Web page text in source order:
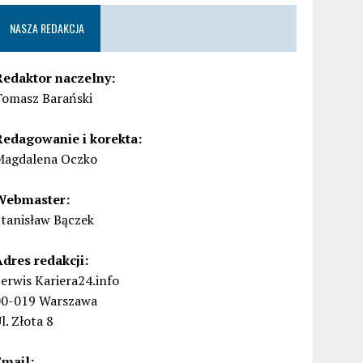
NASZA REDAKCJA
naczelny:
Barański
i korekta:
Oczko
Bączek
redakcji:
Kariera24.info
019 Warszawa
Złota 8